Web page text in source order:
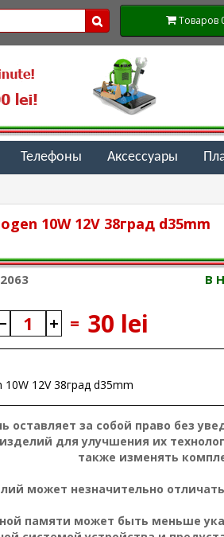
Товаров
Телефоны Аксессуары
10W 12V 38град d35mm
В
= 30 lei
12V 38град d35mm
оставляет за собой право без
для улучшения их
также изменять
может незначительно
памяти может быть меньше